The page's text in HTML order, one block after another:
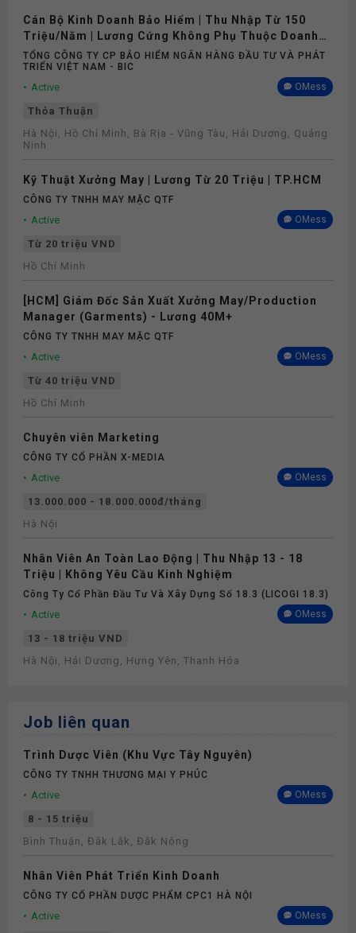
Cán Bộ Kinh Doanh Bảo Hiểm | Thu Nhập Từ 150
Triệu/Năm | Lương Cứng Không Phụ Thuộc Doanh
Số
TỔNG CÔNG TY CP BẢO HIỂM NGÂN HÀNG ĐẦU TƯ VÀ PHÁT
TRIỂN VIỆT NAM - BIC
Active OMess
Thỏa Thuận
Hà Nội, Hồ Chí Minh, Bà Rịa - Vũng Tàu, Hải Dương, Quảng
Ninh
Kỹ Thuật Xưởng May | Lương Từ 20 Triệu | TP.HCM
CÔNG TY TNHH MAY MẶC QTF
Active OMess
Từ 20 triệu VND
Hồ Chí Minh
[HCM] Giám Đốc Sản Xuất Xưởng May/Production
Manager (Garments) - Lương 40M+
CÔNG TY TNHH MAY MẶC QTF
Active OMess
Từ 40 triệu VND
Hồ Chí Minh
Chuyên viên Marketing
CÔNG TY CỔ PHẦN X-MEDIA
Active OMess
13.000.000 - 18.000.000đ/tháng
Hà Nội
Nhân Viên An Toàn Lao Động | Thu Nhập 13 - 18
Triệu | Không Yêu Cầu Kinh Nghiệm
Công Ty Cổ Phần Đầu Tư Và Xây Dựng Số 18.3 (LICOGI 18.3)
Active OMess
13 - 18 triệu VND
Hà Nội, Hải Dương, Hưng Yên, Thanh Hóa
Job liên quan
Trình Dược Viên (Khu Vực Tây Nguyên)
CÔNG TY TNHH THƯƠNG MẠI Y PHÚC
Active OMess
8 - 15 triệu
Bình Thuận, Đắk Lắk, Đắk Nông
Nhân Viên Phát Triển Kinh Doanh
CÔNG TY CỔ PHẦN DƯỢC PHẨM CPC1 HÀ NỘI
Active OMess